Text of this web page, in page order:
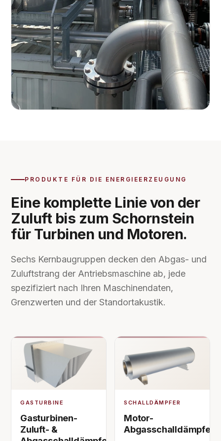
PRODUKTE FÜR DIE ENERGIEERZEUGUNG
Eine komplette Linie von der
Zuluft bis zum Schornstein
für Turbinen und Motoren.
Sechs Kernbaugruppen decken den Abgas- und
Zuluftstrang der Antriebsmaschine ab, jede
spezifiziert nach Ihren Maschinendaten,
Grenzwerten und der Standortakustik.
GASTURBINE
Gasturbinen-
Zuluft- &
SCHALLDÄMPFER
Motor-
Abgasschalldämpfer